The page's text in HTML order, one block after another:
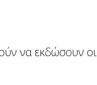
να εκδώσουν οι